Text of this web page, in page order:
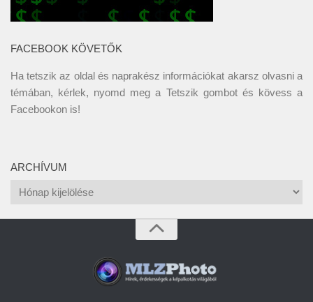
FACEBOOK KÖVETŐK
Ha tetszik az oldal és naprakész információkat akarsz olvasni a
témában, kérlek, nyomd meg a Tetszik gombot és kövess a
Facebookon is!
ARCHÍVUM
Archívum